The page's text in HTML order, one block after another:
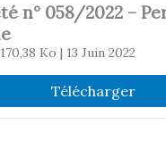
n° 058/2022 –
Ko | 13 Juin 2022
Télécharger